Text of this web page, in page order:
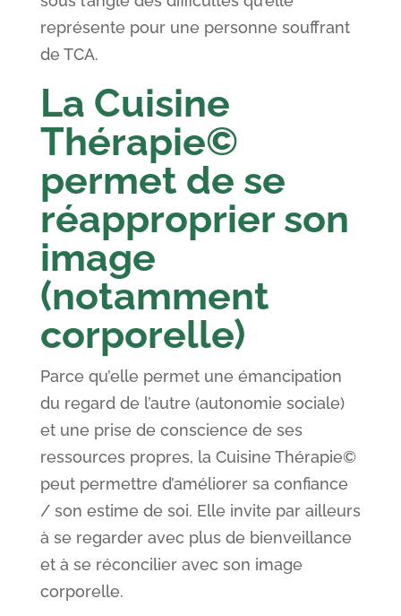
représente pour une personne souffrant
de TCA.
La Cuisine
Thérapie©
permet de se
réapproprier son
image
(notamment
corporelle)
Parce qu’elle permet une émancipation
du regard de l’autre (autonomie sociale)
et une prise de conscience de ses
ressources propres, la Cuisine Thérapie©
peut permettre d’améliorer sa confiance
/ son estime de soi. Elle invite par ailleurs
à se regarder avec plus de bienveillance
et à se réconcilier avec son image
corporelle.